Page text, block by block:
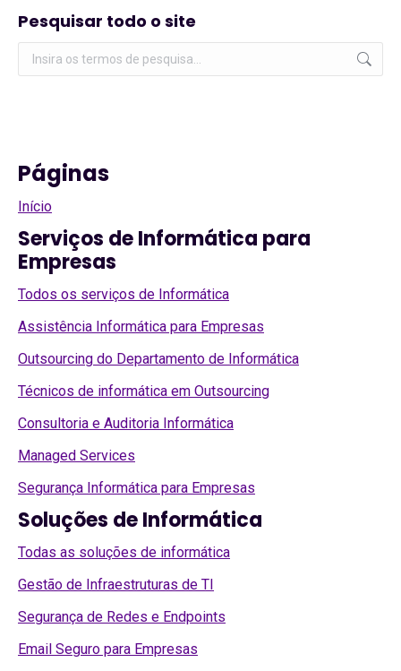
Pesquisar todo o site
Pesquisar:
Páginas
Início
Serviços de Informática para
Empresas
Todos os serviços de Informática
Assistência Informática para Empresas
Outsourcing do Departamento de Informática
Técnicos de informática em Outsourcing
Consultoria e Auditoria Informática
Managed Services
Segurança Informática para Empresas
Soluções de Informática
Todas as soluções de informática
Gestão de Infraestruturas de TI
Segurança de Redes e Endpoints
Email Seguro para Empresas